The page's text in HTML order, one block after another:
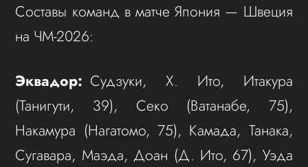
Составы команд в матче Япония — Швеция
на ЧМ-2026:
Эквадор: Судзуки, Х. Ито, Итакура
(Танигути, 39), Секо (Ватанабе, 75),
Накамура (Нагатомо, 75), Камада, Танака,
Сугавара, Маэда, Доан (Д. Ито, 67), Уэда